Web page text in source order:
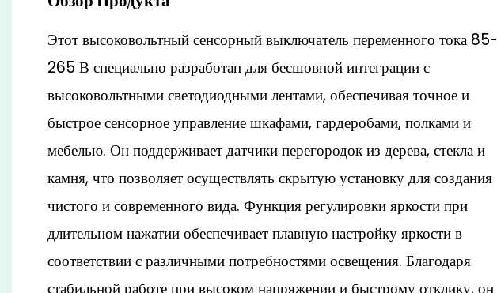
Этот высоковольтный сенсорный выключатель переменного тока 85-
265 В специально разработан для бесшовной интеграции с
высоковольтными светодиодными лентами, обеспечивая точное и
быстрое сенсорное управление шкафами, гардеробами, полками и
мебелью. Он поддерживает датчики перегородок из дерева, стекла и
камня, что позволяет осуществлять скрытую установку для создания
чистого и современного вида. Функция регулировки яркости при
длительном нажатии обеспечивает плавную настройку яркости в
соответствии с различными потребностями освещения. Благодаря